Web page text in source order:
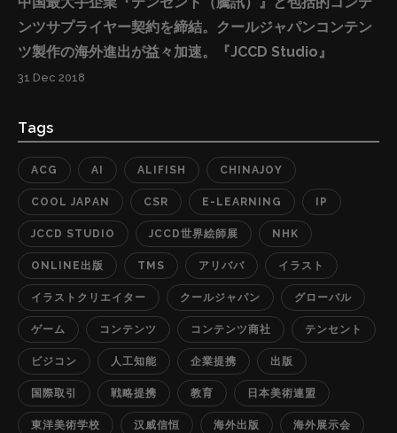
最大限活かされるライセンス提供先を選定し（適切
性）、ライセンス利用の許可や管理などの負担を減らし
ます。（効率性） ■『JCCD Studio』と『Alifish』戦略業
務提携内容概要と流れ：一、『JCCD Studio』が顧問を
『Alifish』がアリババのエコシステムに入っている業者
の中で、IPをうまく利用できそうな業者を選別する。
三、『JCCD Studio』が『Alifish』から提出されたレポー
トを版権者と議論し、候補者を選定する。四、
『Alifish』を通じて取引を達成、アリババ側がライセン
スを管理し、『JCCD Studio』が日本側の顧問として定
期的に適正運用の状況と案件進捗を管理し、日本側の版
権者に報告する。 ＜JCCD StudioとAlifishの連携モデル
＞ 華和結ホールディングス（香
港）: http://kawayuii.com/
ンツサプライヤー契約を締結。クールジャパンコンテン
ツ製作の海外進出が益々加速。『JCCD Studio』
31 Dec 2018
Tags
ACG AI ALIFISH CHINAJOY
COOL JAPAN CSR E-LEARNING IP
JCCD STUDIO JCCD世界絵師展 NHK
ONLINE出版 TMS アリババ イラスト
イラストクリエイター クールジャパン グローバル
ゲーム コンテンツ コンテンツ商社 テンセント
ビジコン 人工知能 企業提携 出版
国際取引 戦略提携 教育 日本美術連盟
東洋美術学校 汉威信恒 海外出版 海外展示会